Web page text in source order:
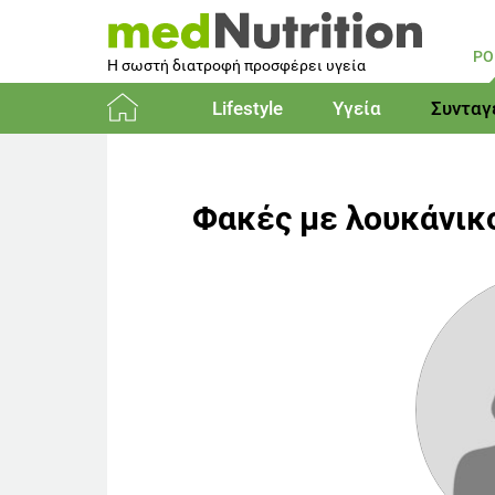
Η σωστή διατροφή προσφέρει υγεία
Lifestyle Υγεία
Φακές με